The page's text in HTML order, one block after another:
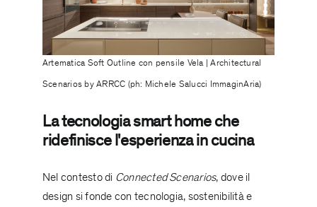
Artematica Soft Outline con pensile Vela | Architectural
Scenarios by ARRCC (ph: Michele Salucci ImmaginAria)
La tecnologia smart home che
ridefinisce l'esperienza in cucina
Nel contesto di Connected Scenarios, dove il
design si fonde con tecnologia, sostenibilità e